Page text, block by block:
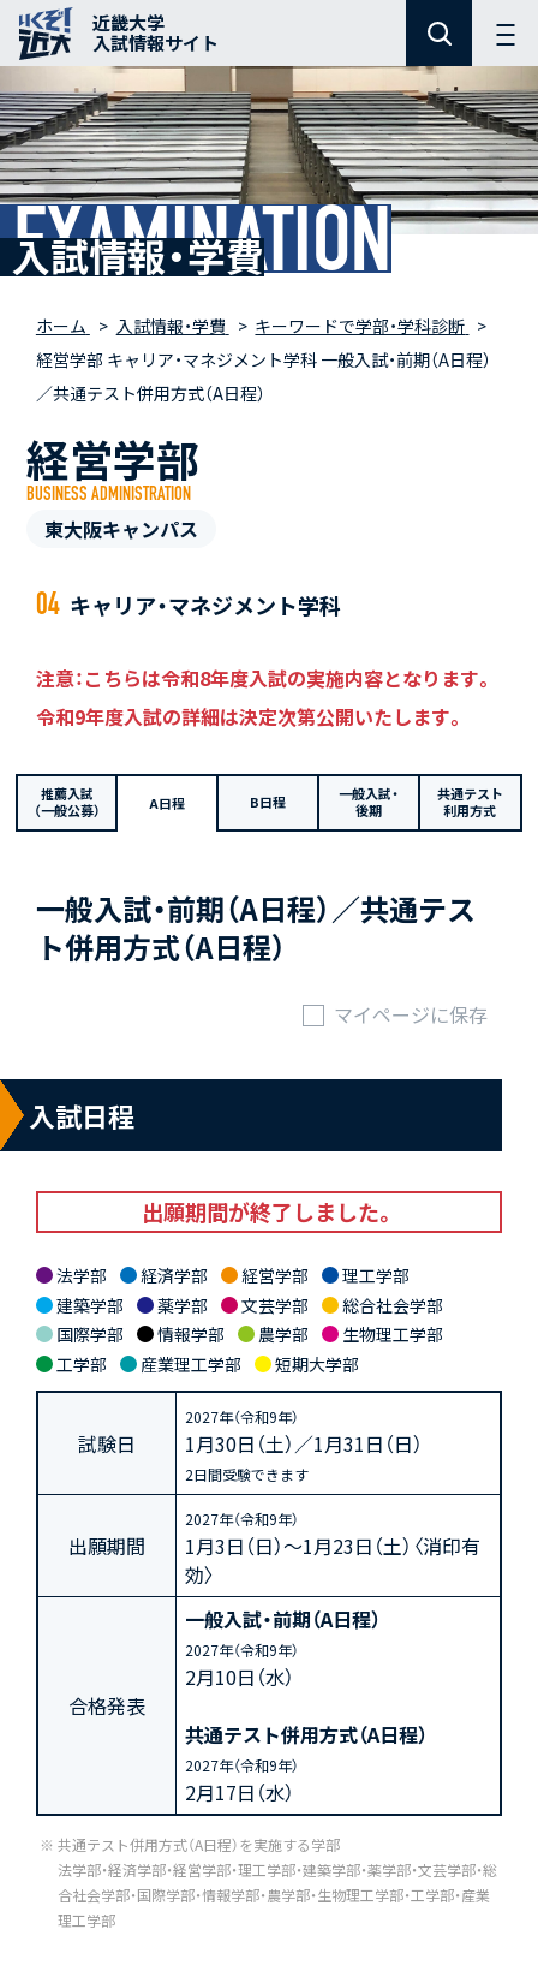
近畿大学
入試情報サイト
EXAMINATION
入試情報・学費
ホーム 入試情報・学費
キーワードで学部・学科診断
経営学部 キャリア・マネジメント学科 一般入試・前期（A日程）
／共通テスト併用方式（A日程）
経営学部
BUSINESS ADMINISTRATION
東大阪キャンパス
キャリア・マネジメント学科
注意：こちらは令和8年度入試の実施内容となります。
令和9年度入試の詳細は決定次第公開いたします。
推薦入試
（一般公募）
A日程 B日程
一般入試・
後期
共通テスト
利用方式
一般入試・前期（A日程）／共通テス
ト併用方式（A日程）
マイページに保存
入試日程
出願期間が終了しました。
法学部 経済学部 経営学部
理工学部
建築学部
薬学部 文芸学部
総合社会学部
国際学部
情報学部 農学部
生物理工学部
工学部
産業理工学部 短期大学部
試験日
2027年（令和9年）
1月30日（土）／1月31日（日）
2日間受験できます
出願期間
2027年（令和9年）
1月3日（日）～1月23日（土）〈消印有
効〉
合格発表
一般入試・前期（A日程）
2027年（令和9年）
2月10日（水）
共通テスト併用方式（A日程）
2027年（令和9年）
2月17日（水）
共通テスト併用方式（A日程）を実施する学部
法学部・経済学部・経営学部・理工学部・建築学部・薬学部・文芸学部・総
合社会学部・国際学部・情報学部・農学部・生物理工学部・工学部・産業
理工学部